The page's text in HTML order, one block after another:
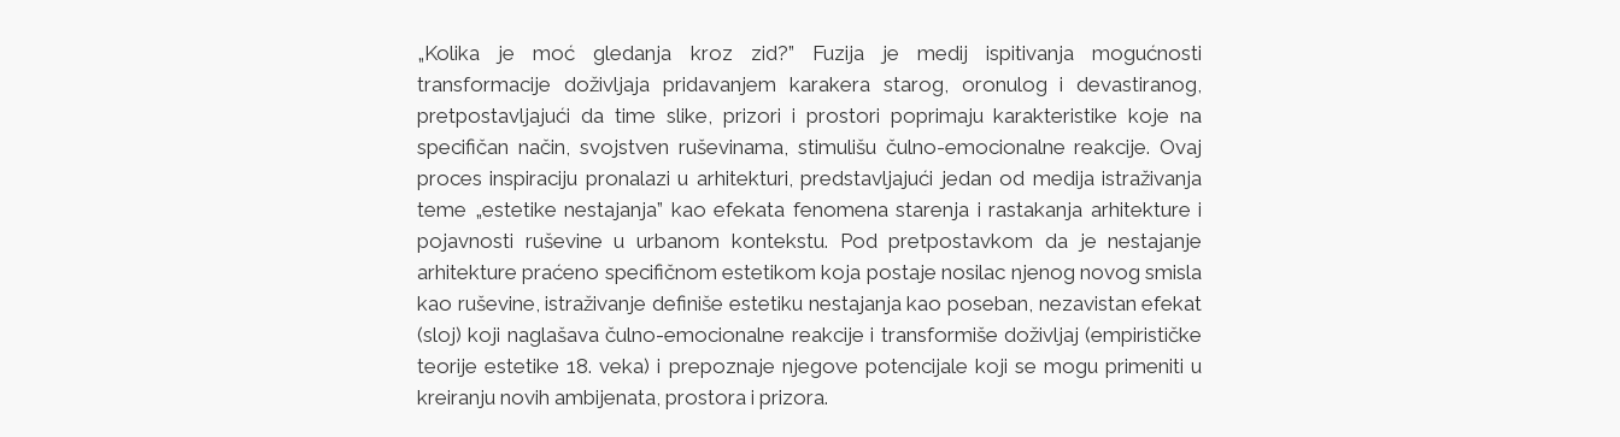
„Kolika je moć gledanja kroz zid?” Fuzija je medij ispitivanja mogućnosti
transformacije doživljaja pridavanjem karakera starog, oronulog i devastiranog,
pretpostavljajući da time slike, prizori i prostori poprimaju karakteristike koje na
specifičan način, svojstven ruševinama, stimulišu čulno-emocionalne reakcije. Ovaj
proces inspiraciju pronalazi u arhitekturi, predstavljajući jedan od medija istraživanja
teme „estetike nestajanja” kao efekata fenomena starenja i rastakanja arhitekture i
pojavnosti ruševine u urbanom kontekstu. Pod pretpostavkom da je nestajanje
arhitekture praćeno specifičnom estetikom koja postaje nosilac njenog novog smisla
kao ruševine, istraživanje definiše estetiku nestajanja kao poseban, nezavistan efekat
(sloj) koji naglašava čulno-emocionalne reakcije i transformiše doživljaj (empirističke
teorije estetike 18. veka) i prepoznaje njegove potencijale koji se mogu primeniti u
kreiranju novih ambijenata, prostora i prizora.